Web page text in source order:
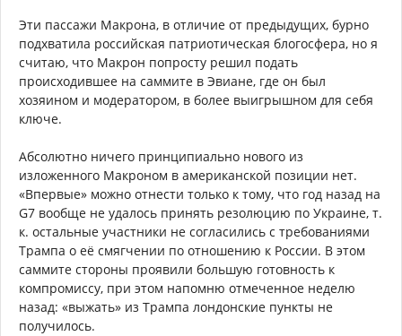
Эти пассажи Макрона, в отличие от предыдущих, бурно
подхватила российская патриотическая блогосфера, но я
считаю, что Макрон попросту решил подать
происходившее на саммите в Эвиане, где он был
хозяином и модератором, в более выигрышном для себя
ключе.
Абсолютно ничего принципиально нового из
изложенного Макроном в американской позиции нет.
«Впервые» можно отнести только к тому, что год назад на
G7 вообще не удалось принять резолюцию по Украине, т.
к. остальные участники не согласились с требованиями
Трампа о её смягчении по отношению к России. В этом
саммите стороны проявили большую готовность к
компромиссу, при этом напомню отмеченное неделю
назад: «выжать» из Трампа лондонские пункты не
получилось.